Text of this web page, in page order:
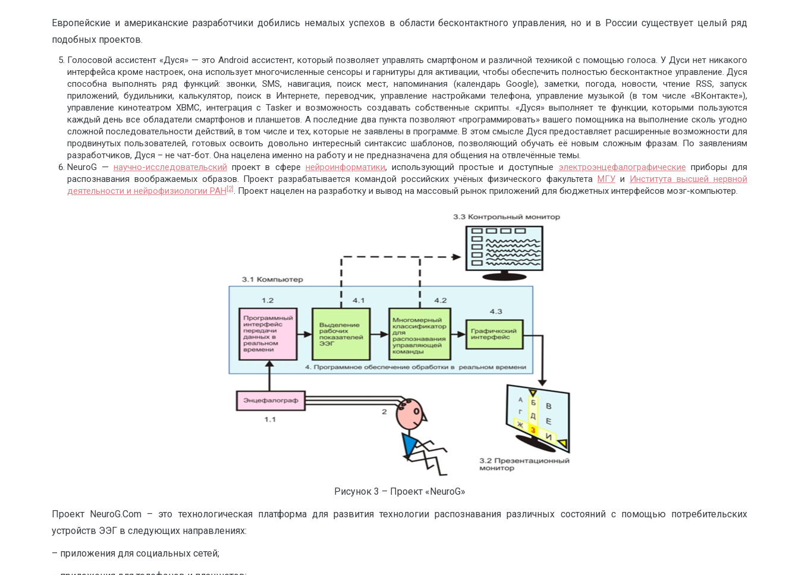
Европейские и американские разработчики добились немалых успехов в области бесконтактного управления, но и в России существует целый ряд
подобных проектов.
Голосовой ассистент «Дуся» — это Android ассистент, который позволяет управлять смартфоном и различной техникой с помощью голоса. У Дуси нет никакого
интерфейса кроме настроек, она использует многочисленные сенсоры и гарнитуры для активации, чтобы обеспечить полностью бесконтактное управление. Дуся
способна выполнять ряд функций: звонки, SMS, навигация, поиск мест, напоминания (календарь Google), заметки, погода, новости, чтение RSS, запуск
приложений, будильники, калькулятор, поиск в Интернете, переводчик, управление настройками телефона, управление музыкой (в том числе «ВКонтакте»),
управление кинотеатром XBMC, интеграция с Tasker и возможность создавать собственные скрипты. «Дуся» выполняет те функции, которыми пользуются
каждый день все обладатели смартфонов и планшетов. А последние два пункта позволяют «программировать» вашего помощника на выполнение сколь угодно
сложной последовательности действий, в том числе и тех, которые не заявлены в программе. В этом смысле Дуся предоставляет расширенные возможности для
продвинутых пользователей, готовых освоить довольно интересный синтаксис шаблонов, позволяющий обучать её новым сложным фразам. По заявлениям
разработчиков, Дуся – не чат-бот. Она нацелена именно на работу и не предназначена для общения на отвлечённые темы.
NeuroG — научно-исследовательский проект в сфере нейроинформатики, использующий простые и доступные электроэнцефалографические приборы для
распознавания воображаемых образов. Проект разрабатывается командой российских учёных физического факультета МГУ и
Института высшей нервной
деятельности и нейрофизиологии РАН [2]. Проект нацелен на разработку и вывод на массовый рынок приложений для бюджетных интерфейсов мозг-компьютер.
Рисунок 3 – Проект «NeuroG»
Проект NeuroG.Com – это технологическая платформа для развития технологии распознавания различных состояний с помощью потребительских
устройств ЭЭГ в следующих направлениях:
– приложения для социальных сетей;